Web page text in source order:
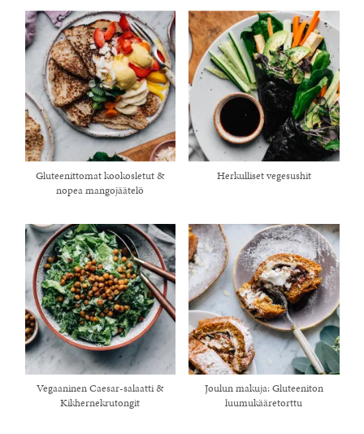
Gluteenittomat kookosletut &
nopea mangojäätelö
Herkulliset vegesushit
Vegaaninen Caesar-salaatti &
Kikhernekrutongit
Joulun makuja: Gluteeniton
luumukääretorttu